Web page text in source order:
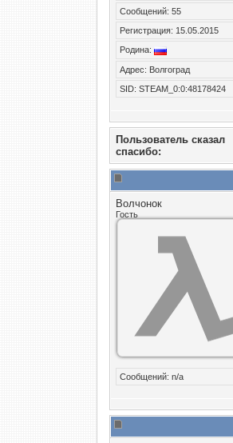
Сообщений: 55
Регистрация: 15.05.2015
Родина:
Адрес: Волгоград
SID: STEAM_0:0:48178424
Пользователь сказал
cпасибо:
Волчонок
Гость
Сообщений: n/a